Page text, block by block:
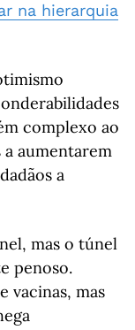
na hierarquia
complexo ao
aumentarem
a
mas o túnel
penoso.
vacinas, mas